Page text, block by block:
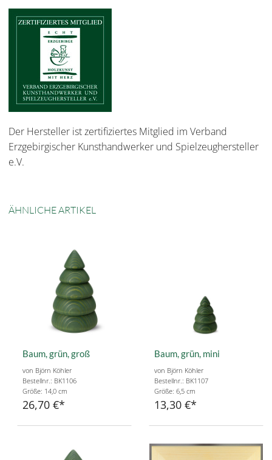
Der Hersteller ist zertifiziertes Mitglied im Verband
Erzgebirgischer Kunsthandwerker und Spielzeughersteller
e.V.
ÄHNLICHE ARTIKEL
Baum, grün, groß
von Björn Köhler
Bestellnr.: BK1106
Größe: 14,0 cm
26,70 €
Baum, grün, mini
von Björn Köhler
Bestellnr.: BK1107
Größe: 6,5 cm
13,30 €